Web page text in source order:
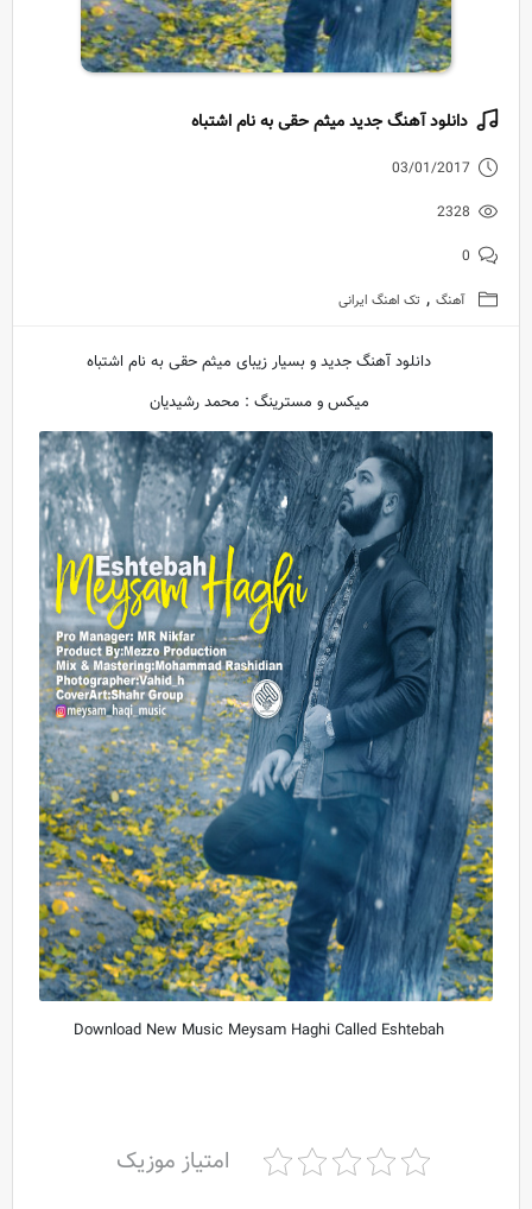
دانلود آهنگ جدید میثم حقی به نام اشتباه
03/01/2017
2328
0
آهنگ , تک اهنگ ایرانی
دانلود آهنگ جدید و بسیار زیبای میثم حقی به نام اشتباه
میکس و مسترینگ : محمد رشیدیان
Download New Music Meysam Haghi Called Eshtebah
امتیاز موزیک